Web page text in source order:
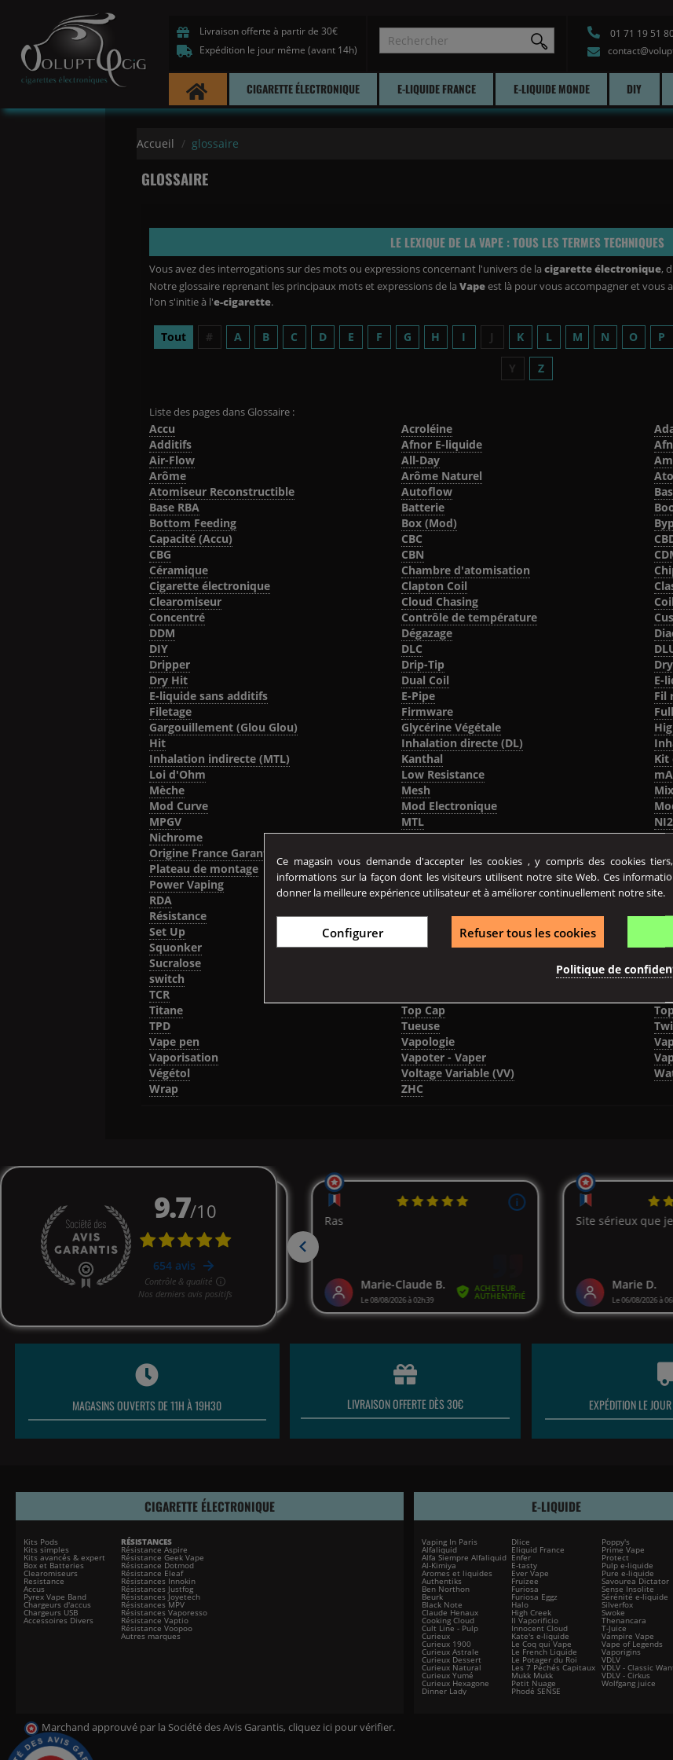
Livraison offerte à partir de 30€
Expédition le jour même (avant 14h)
01 71 19 51
CIGARETTE ÉLECTRONIQUE E-LIQUIDE FRANCE E-LIQUIDE MONDE DIY
Accueil glossaire
GLOSSAIRE
LE LEXIQUE DE LA VAPE : TOUS LES TERMES TECHNIQUES
Vous avez des interrogations sur des mots ou expressions concernant l'univers de lacigarette électronique,
Notre glossaire reprenant les principaux mots et expressions de laVapeest là pour vous accompagner et vous
l'on s'initie à l'e-cigarette.
Tout # A B C D E F G H I J K L M N O P
Y Z
Liste des pages dans Glossaire :
Accu Acroléine
Additifs
Afnor E-liquide
Air-Flow
All-Day
Arôme
Arôme Naturel
Atomiseur Reconstructible
Autoflow
Base RBA
Batterie
Bottom Feeding
Box (Mod)
Capacité (Accu)
CBC
CBG
CBN
Céramique
Chambre d'atomisation
Cigarette électronique
Clapton Coil
Clearomiseur
Cloud Chasing
Coil
Concentré
Contrôle de température
DDM
Dégazage
DIY
DLC
Dripper
Drip-Tip
Dry Hit
Dual Coil
E-
E-liquide sans additifs
E-Pipe
Fil
Filetage
Firmware
Gargouillement (Glou Glou)
Glycérine Végétale
Hit
Inhalation directe (DL)
Inhalation indirecte (MTL)
Kanthal
Kit
Loi d'Ohm
Low Resistance
Mèche
Mesh
Mod Curve
Mod Electronique
MPGV
MTL
Nichrome
Nicotine
Origine France Garantie
Plateau de montage
Pod
Power Vaping
Powerbank
RDA
RDTA
Résistance
RTA
Set Up
Squonker
Steeping
Sucralose
switch
TCR
Titane
Top Cap
TPD
Tueuse
Vape pen
Vapologie
Vaporisation
Vapoter - Vaper
Végétol
Voltage Variable (VV)
Wrap
ZHC
MAGASINS OUVERTS DE 11H À 19H30 LIVRAISON OFFERTE DÈS 30€ EXPÉDITION LE
Marchand approuvé par la Société des Avis Garantis,cliquez ici pour vérifier.
CIGARETTE ÉLECTRONIQUE
Kits Pods
Kits simples
Kits avancés & expert
Box et Batteries
Clearomiseurs
Resistance
Accus
Pyrex Vape Band
Chargeurs d'accus
Chargeurs USB
Accessoires Divers
RÉSISTANCES
Résistance Aspire
Résistance Geek Vape
Résistance Dotmod
Résistance Eleaf
Résistances Innokin
Résistances Justfog
Résistances Joyetech
Résistances MPV
Résistances Vaporesso
Résistance Vaptio
Résistance Voopoo
Autres marques
E-LIQUIDE
Vaping In Paris
Alfaliquid
Alfa Siempre Alfaliquid
Al-Kimiya
Aromes et liquides
Authentiks
Ben Northon
Beurk
Black Note
Claude Henaux
Cooking Cloud
Cult Line - Pulp
Curieux
Curieux 1900
Curieux Astrale
Curieux Dessert
Curieux Natural
Curieux Yumé
Curieux Hexagone
Dinner Lady
Dlice
Eliquid France
Enfer
E-tasty
Ever Vape
Fruizee
Furiosa
Furiosa Eggz
Halo
High Creek
Il Vaporificio
Innocent Cloud
Kate's e-liquide
Le Coq qui Vape
Le French Liquide
Le Potager du Roi
Les 7 Péchés Capitaux
Mukk Mukk
Petit Nuage
Phodé SENSE
Poppy's
Prime Vape
Protect
Pulp e-liquide
Pure e-liquide
Savourea Dictator
Sense Insolite
Sérénité e-liquide
Silverfox
Swoke
Thenancara
T-Juice
Vampire Vape
Vape of Legends
Vaporigins
VDLV
VDLV - Classic
VDLV - Cirkus
Wolfgang juice
Ce magasin vous demande d'accepter les cookies , y compris des cookies
informations sur la façon dont les visiteurs utilisent notre site Web. Ces
donner la meilleure expérience utilisateur et à améliorer continuellement notre site.
Refuser tous les cookies
Configurer
Politique de